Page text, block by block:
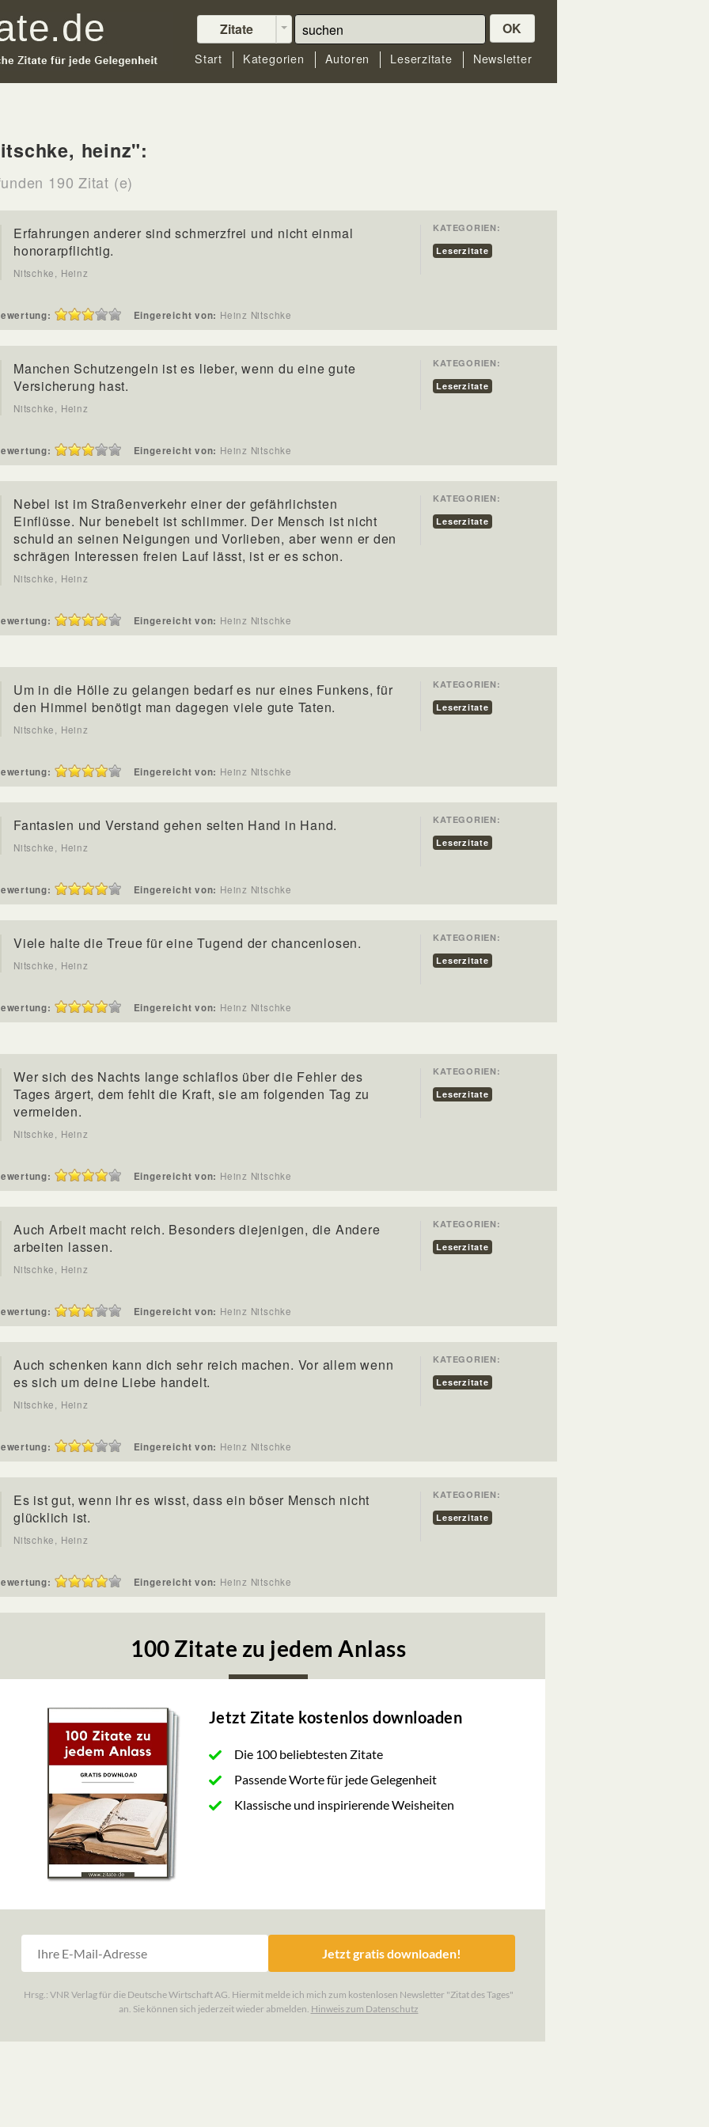
Zitate OK
Start Kategorien Autoren Leserzitate Newsletter
heinz":
190 Zitat (e)
Erfahrungen anderer sind schmerzfrei und nicht einmal
honorarpflichtig.
Nitschke, Heinz
KATEGORIEN:
Leserzitate
Eingereicht von: Heinz Nitschke
Manchen Schutzengeln ist es lieber, wenn du eine gute
Versicherung hast.
Nitschke, Heinz
KATEGORIEN:
Leserzitate
Eingereicht von: Heinz Nitschke
Nebel ist im Straßenverkehr einer der gefährlichsten
Einflüsse. Nur benebelt ist schlimmer. Der Mensch ist nicht
schuld an seinen Neigungen und Vorlieben, aber wenn er den
schrägen Interessen freien Lauf lässt, ist er es schon.
Nitschke, Heinz
KATEGORIEN:
Leserzitate
Eingereicht von: Heinz Nitschke
Um in die Hölle zu gelangen bedarf es nur eines Funkens, für
den Himmel benötigt man dagegen viele gute Taten.
Nitschke, Heinz
KATEGORIEN:
Leserzitate
Eingereicht von: Heinz Nitschke
Fantasien und Verstand gehen selten Hand in Hand.
Nitschke, Heinz
KATEGORIEN:
Leserzitate
Eingereicht von: Heinz Nitschke
Viele halte die Treue für eine Tugend der chancenlosen.
Nitschke, Heinz
KATEGORIEN:
Leserzitate
Eingereicht von: Heinz Nitschke
Wer sich des Nachts lange schlaflos über die Fehler des
Tages ärgert, dem fehlt die Kraft, sie am folgenden Tag zu
vermeiden.
Nitschke, Heinz
KATEGORIEN:
Leserzitate
Eingereicht von: Heinz Nitschke
Auch Arbeit macht reich. Besonders diejenigen, die Andere
arbeiten lassen.
Nitschke, Heinz
KATEGORIEN:
Leserzitate
Eingereicht von: Heinz Nitschke
Auch schenken kann dich sehr reich machen. Vor allem wenn
es sich um deine Liebe handelt.
Nitschke, Heinz
KATEGORIEN:
Leserzitate
Eingereicht von: Heinz Nitschke
Es ist gut, wenn ihr es wisst, dass ein böser Mensch nicht
glücklich ist.
Nitschke, Heinz
KATEGORIEN:
Leserzitate
Eingereicht von: Heinz Nitschke